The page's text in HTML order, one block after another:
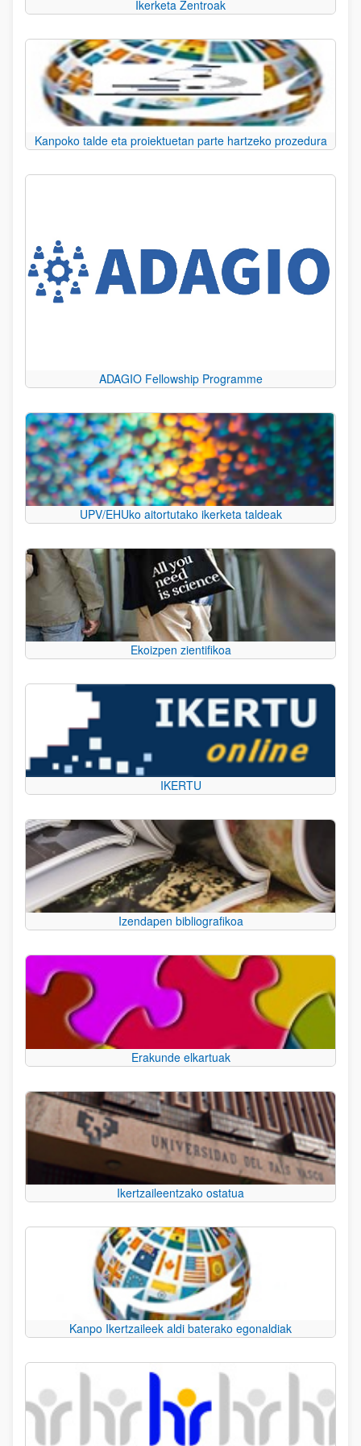
Ikerketa Zentroak
Kanpoko talde eta proiektuetan parte hartzeko prozedura
ADAGIO Fellowship Programme
UPV/EHUko aitortutako ikerketa taldeak
Ekoizpen zientifikoa
IKERTU
Izendapen bibliografikoa
Erakunde elkartuak
Ikertzaileentzako ostatua
Kanpo Ikertzaileek aldi baterako egonaldiak